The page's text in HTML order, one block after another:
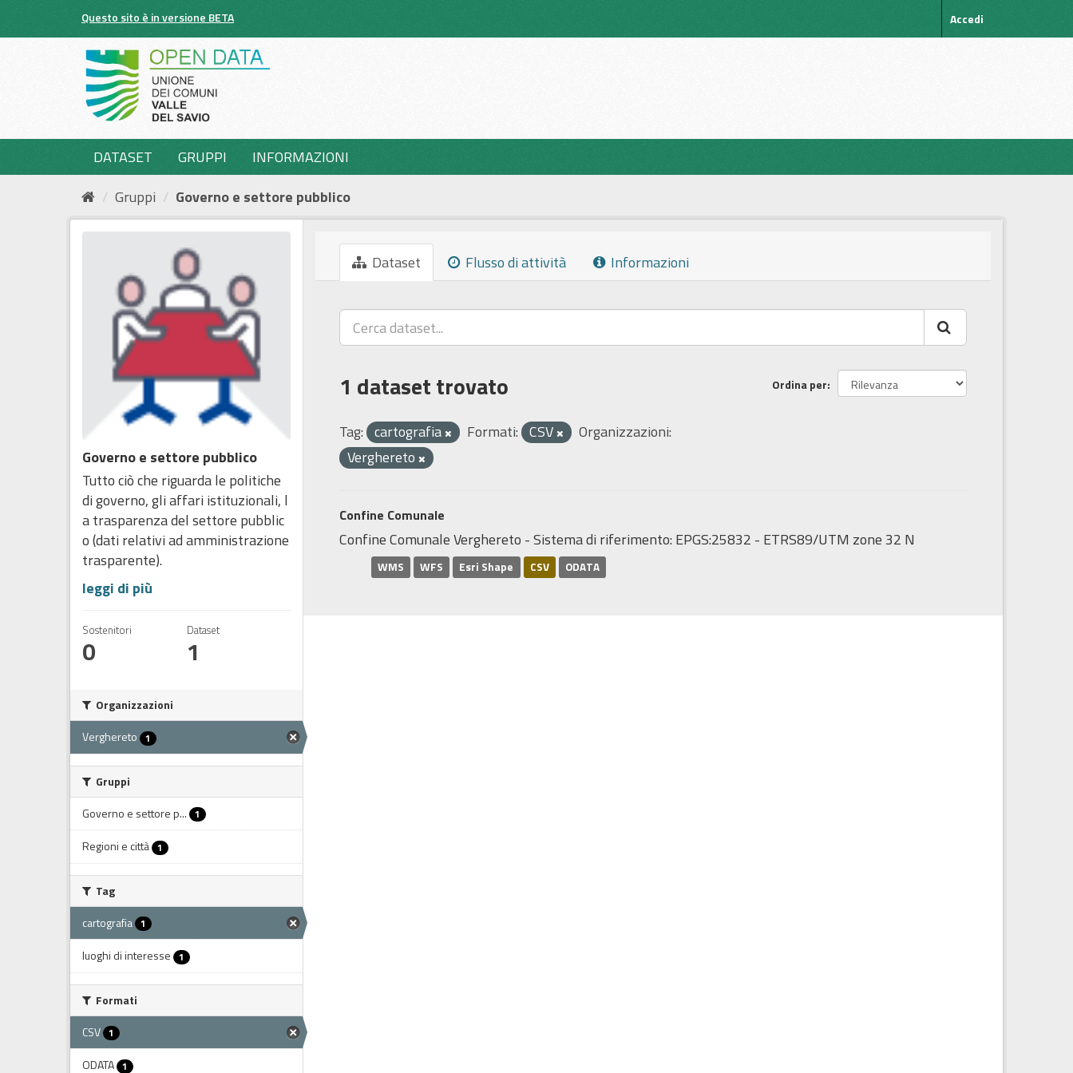
Questo sito è in versione BETA Accedi
DATASET GRUPPI
INFORMAZIONI
Gruppi
Governo e settore pubblico
Governo e settore pubblico
Tutto ciò che riguarda le politiche
di governo, gli affari istituzionali, l
a trasparenza del settore pubblic
o (dati relativi ad amministrazione
trasparente).
leggi di più
Sostenitori
0
Dataset
1
Organizzazioni
Verghereto 1
Gruppi
Governo e settore p... 1
Regioni e città 1
Tag
cartografia 1
luoghi di interesse 1
Formati
CSV 1
ODATA 1
Dataset Flusso di attività Informazioni
Ordina per
1 dataset trovato
Tag: cartografia Formati: CSV
Organizzazioni:
Verghereto
Confine Comunale
Confine Comunale Verghereto - Sistema di riferimento: EPGS:25832 - ETRS89/UTM zone 32 N
WMS WFS Esri Shape CSV ODATA